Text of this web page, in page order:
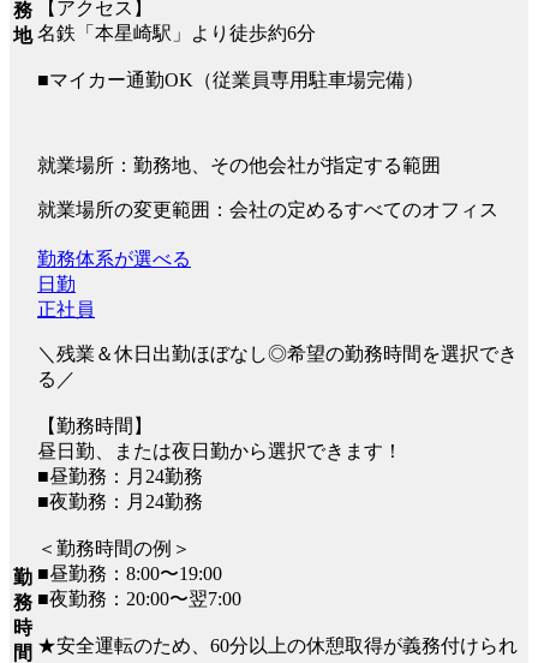
務
地
【アクセス】
名鉄「本星崎駅」より徒歩約6分
■マイカー通勤OK（従業員専用駐車場完備）
就業場所：勤務地、その他会社が指定する範囲
就業場所の変更範囲：会社の定めるすべてのオフィス
勤
務
時
間
勤務体系が選べる
日勤
正社員
＼残業＆休日出勤ほぼなし◎希望の勤務時間を選択でき
る／
【勤務時間】
昼日勤、または夜日勤から選択できます！
■昼勤務：月24勤務
■夜勤務：月24勤務
＜勤務時間の例＞
■昼勤務：8:00〜19:00
■夜勤務：20:00〜翌7:00
★安全運転のため、60分以上の休憩取得が義務付けられ